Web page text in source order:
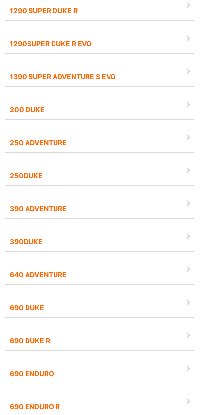
1290 SUPER DUKE R
1290SUPER DUKE R EVO
1390 SUPER ADVENTURE S EVO
200 DUKE
250 ADVENTURE
250DUKE
390 ADVENTURE
390DUKE
640 ADVENTURE
690 DUKE
690 DUKE R
690 ENDURO
690 ENDURO R